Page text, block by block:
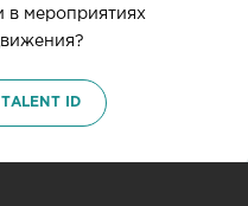
в мероприятиях
ID